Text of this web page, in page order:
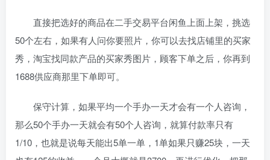
直接把选好的商品在二手交易平台闲鱼上面上架，挑选
50个左右，如果有人问你要照片，你可以去找店铺里的买家
秀，淘宝找同款产品的买家秀图片，顾客下单之后，你再到
1688供应商那里下单即可。
保守计算，如果平均一个手办一天才会有一个人咨询，
那么50个手办一天就会有50个人咨询，就算付款率只有
1/10，也就是说每天能出5单一单，1单如果只赚25块，一天